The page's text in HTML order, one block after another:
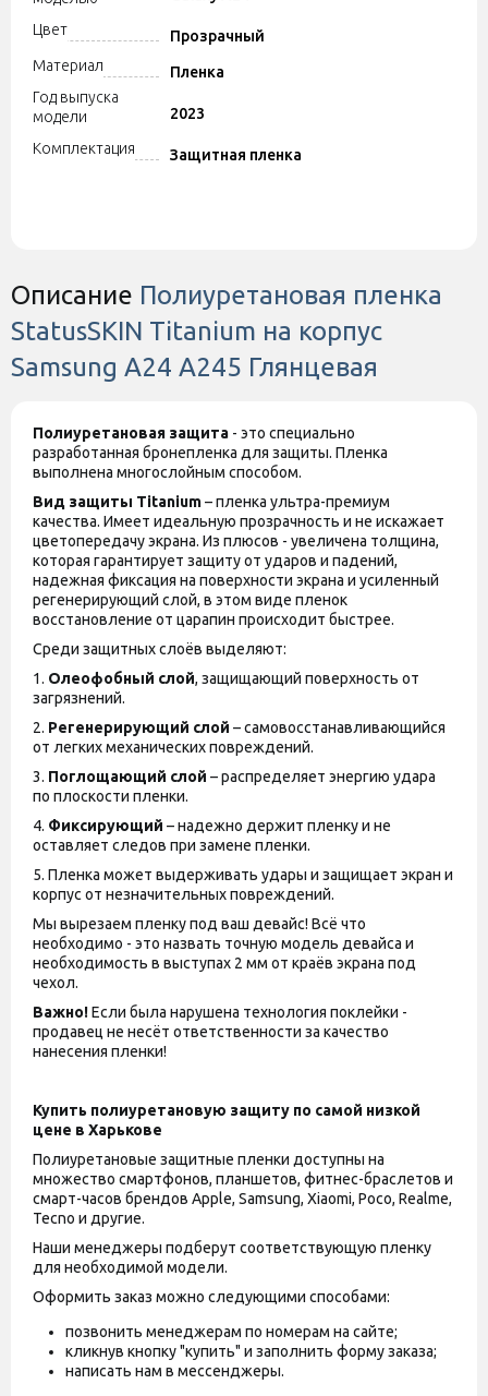
Цвет
Прозрачный
Материал
Пленка
Год выпуска
модели
2023
Комплектация
Защитная пленка
Описание Полиуретановая пленка
StatusSKIN Titanium на корпус
Samsung A24 A245 Глянцевая
Полиуретановая защита - это специально
разработанная бронепленка для защиты. Пленка
выполнена многослойным способом.
Вид защиты Titanium– пленка ультра-премиум
качества. Имеет идеальную прозрачность и не искажает
цветопередачу экрана. Из плюсов - увеличена толщина,
которая гарантирует защиту от ударов и падений,
надежная фиксация на поверхности экрана и усиленный
регенерирующий слой, в этом виде пленок
восстановление от царапин происходит быстрее.
Среди защитных слоёв выделяют:
1. Олеофобный слой, защищающий поверхность от
загрязнений.
2. Регенерирующий слой – самовосстанавливающийся
от легких механических повреждений.
3. Поглощающий слой – распределяет энергию удара
по плоскости пленки.
4. Фиксирующий – надежно держит пленку и не
оставляет следов при замене пленки.
5. Пленка может выдерживать удары и защищает экран и
корпус от незначительных повреждений.
Мы вырезаем пленку под ваш девайс! Всё что
необходимо - это назвать точную модель девайса и
необходимость в выступах 2 мм от краёв экрана под
чехол.
Важно!Если была нарушена технология поклейки -
продавец не несёт ответственности за качество
нанесения пленки!
Купить полиуретановую защиту по самой низкой
цене в Харькове
Полиуретановые защитные пленки доступны на
множество смартфонов, планшетов, фитнес-браслетов и
смарт-часов брендов Apple, Samsung, Xiaomi, Poco, Realme,
Tecno и другие.
Наши менеджеры подберут соответствующую пленку
для необходимой модели.
Оформить заказ можно следующими способами:
позвонить менеджерам по номерам на сайте;
кликнув кнопку "купить" и заполнить форму заказа;
написать нам в мессенджеры.